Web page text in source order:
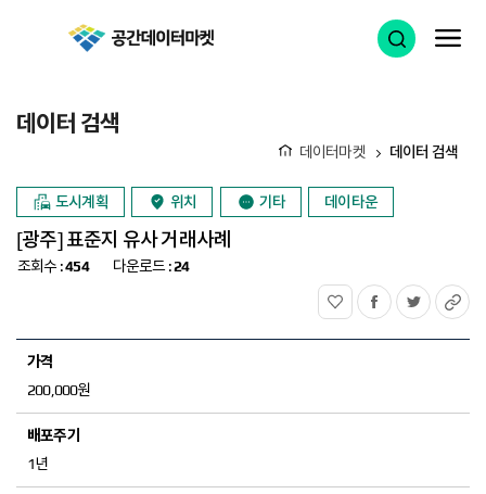
검색 열기
데이터 검색
홈데이터마켓 데이터 검색
도시계획 위치 기타 데이타운
[광주] 표준지 유사 거래사례
조회수 :454 다운로드 :24
관심상품페이스북트위터
200,000원
1년